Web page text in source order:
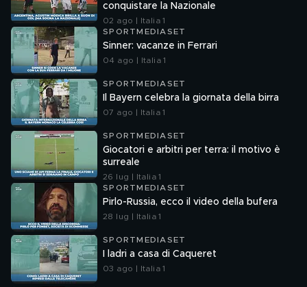
conquistare la Nazionale
02 ago | Italia 1
SPORTMEDIASET
Sinner: vacanze in Ferrari
04 ago | Italia 1
SPORTMEDIASET
Il Bayern celebra la giornata della birra
07 ago | Italia 1
SPORTMEDIASET
Giocatori e arbitri per terra: il motivo è
surreale
26 lug | Italia 1
SPORTMEDIASET
Pirlo-Russia, ecco il video della bufera
28 lug | Italia 1
SPORTMEDIASET
I ladri a casa di Caqueret
03 ago | Italia 1